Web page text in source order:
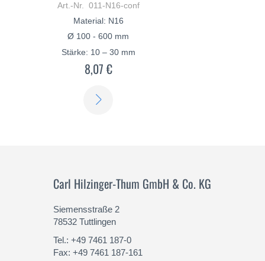
Art.-Nr. 011-N16-conf
Material: N16
Ø 100 - 600 mm
Stärke: 10 – 30 mm
8,07 €
Carl Hilzinger-Thum GmbH & Co. KG
Siemensstraße 2
78532 Tuttlingen
Tel.: +49 7461 187-0
Fax: +49 7461 187-161